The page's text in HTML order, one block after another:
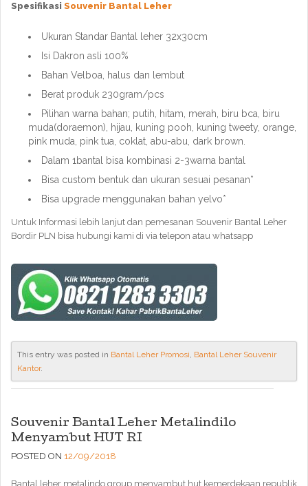
Spesifikasi Souvenir Bantal Leher
Ukuran Standar Bantal leher 32x30cm
Isi Dakron asli 100%
Bahan Velboa, halus dan lembut
Berat produk 230gram/pcs
Pilihan warna bahan; putih, hitam, merah, biru bca, biru
muda(doraemon), hijau, kuning pooh, kuning tweety, orange,
pink muda, pink tua, coklat, abu-abu, dark brown.
Dalam 1bantal bisa kombinasi 2-3warna bantal
Bisa custom bentuk dan ukuran sesuai pesanan*
Bisa upgrade menggunakan bahan yelvo*
Untuk Informasi lebih lanjut dan pemesanan Souvenir Bantal Leher
Bordir PLN bisa hubungi kami di via telepon atau whatsapp
This entry was posted in Bantal Leher Promosi, Bantal Leher Souvenir
Kantor.
Souvenir Bantal Leher Metalindilo
Menyambut HUT RI
POSTED ON 12/09/2018
Bantal leher metalindo group menyambut hut kemerdekaan republik